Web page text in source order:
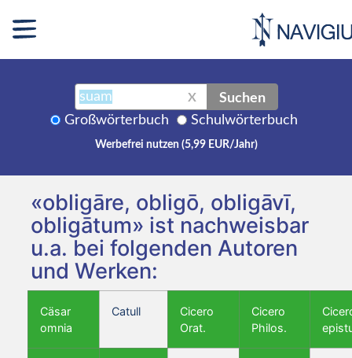
X Suchen
Großwörterbuch Schulwörterbuch
Werbefrei nutzen (5,99 EUR/Jahr)
«obligāre, obligō, obligāvī,
obligātum» ist nachweisbar
u.a. bei folgenden Autoren
und Werken:
Cäsar
omnia
Catull
Cicero
Orat.
Cicero
Philos.